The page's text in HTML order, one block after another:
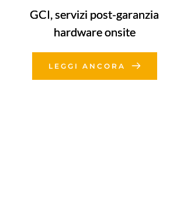
GCI, servizi post-garanzia
hardware onsite
LEGGI ANCORA